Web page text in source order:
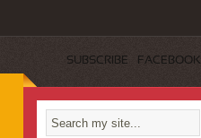
SUBSCRIBE FACEBOOK